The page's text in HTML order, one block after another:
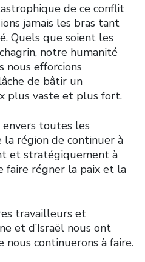
de ce conflit
jamais les bras tant
Quels que soient les
notre humanité
nous efforcions
de bâtir un
plus vaste et plus fort.
envers toutes les
la région de continuer à
et stratégiquement à
faire régner la paix et la
travailleurs et
et d’Israël nous ont
nous continuerons à faire.